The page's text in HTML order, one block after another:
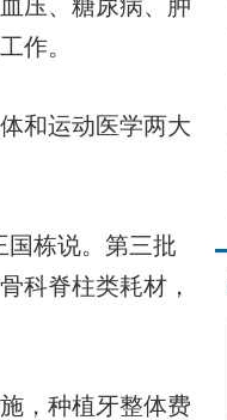
压、糖尿病、肿
作。
和运动医学两大
栋说。第三批
科脊柱类耗材，
，种植牙整体费